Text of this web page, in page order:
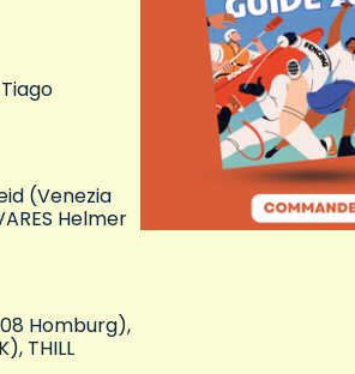
(Venezia
Helmer
08 Homburg),
THILL